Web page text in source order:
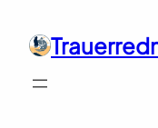
Inhalt
springen